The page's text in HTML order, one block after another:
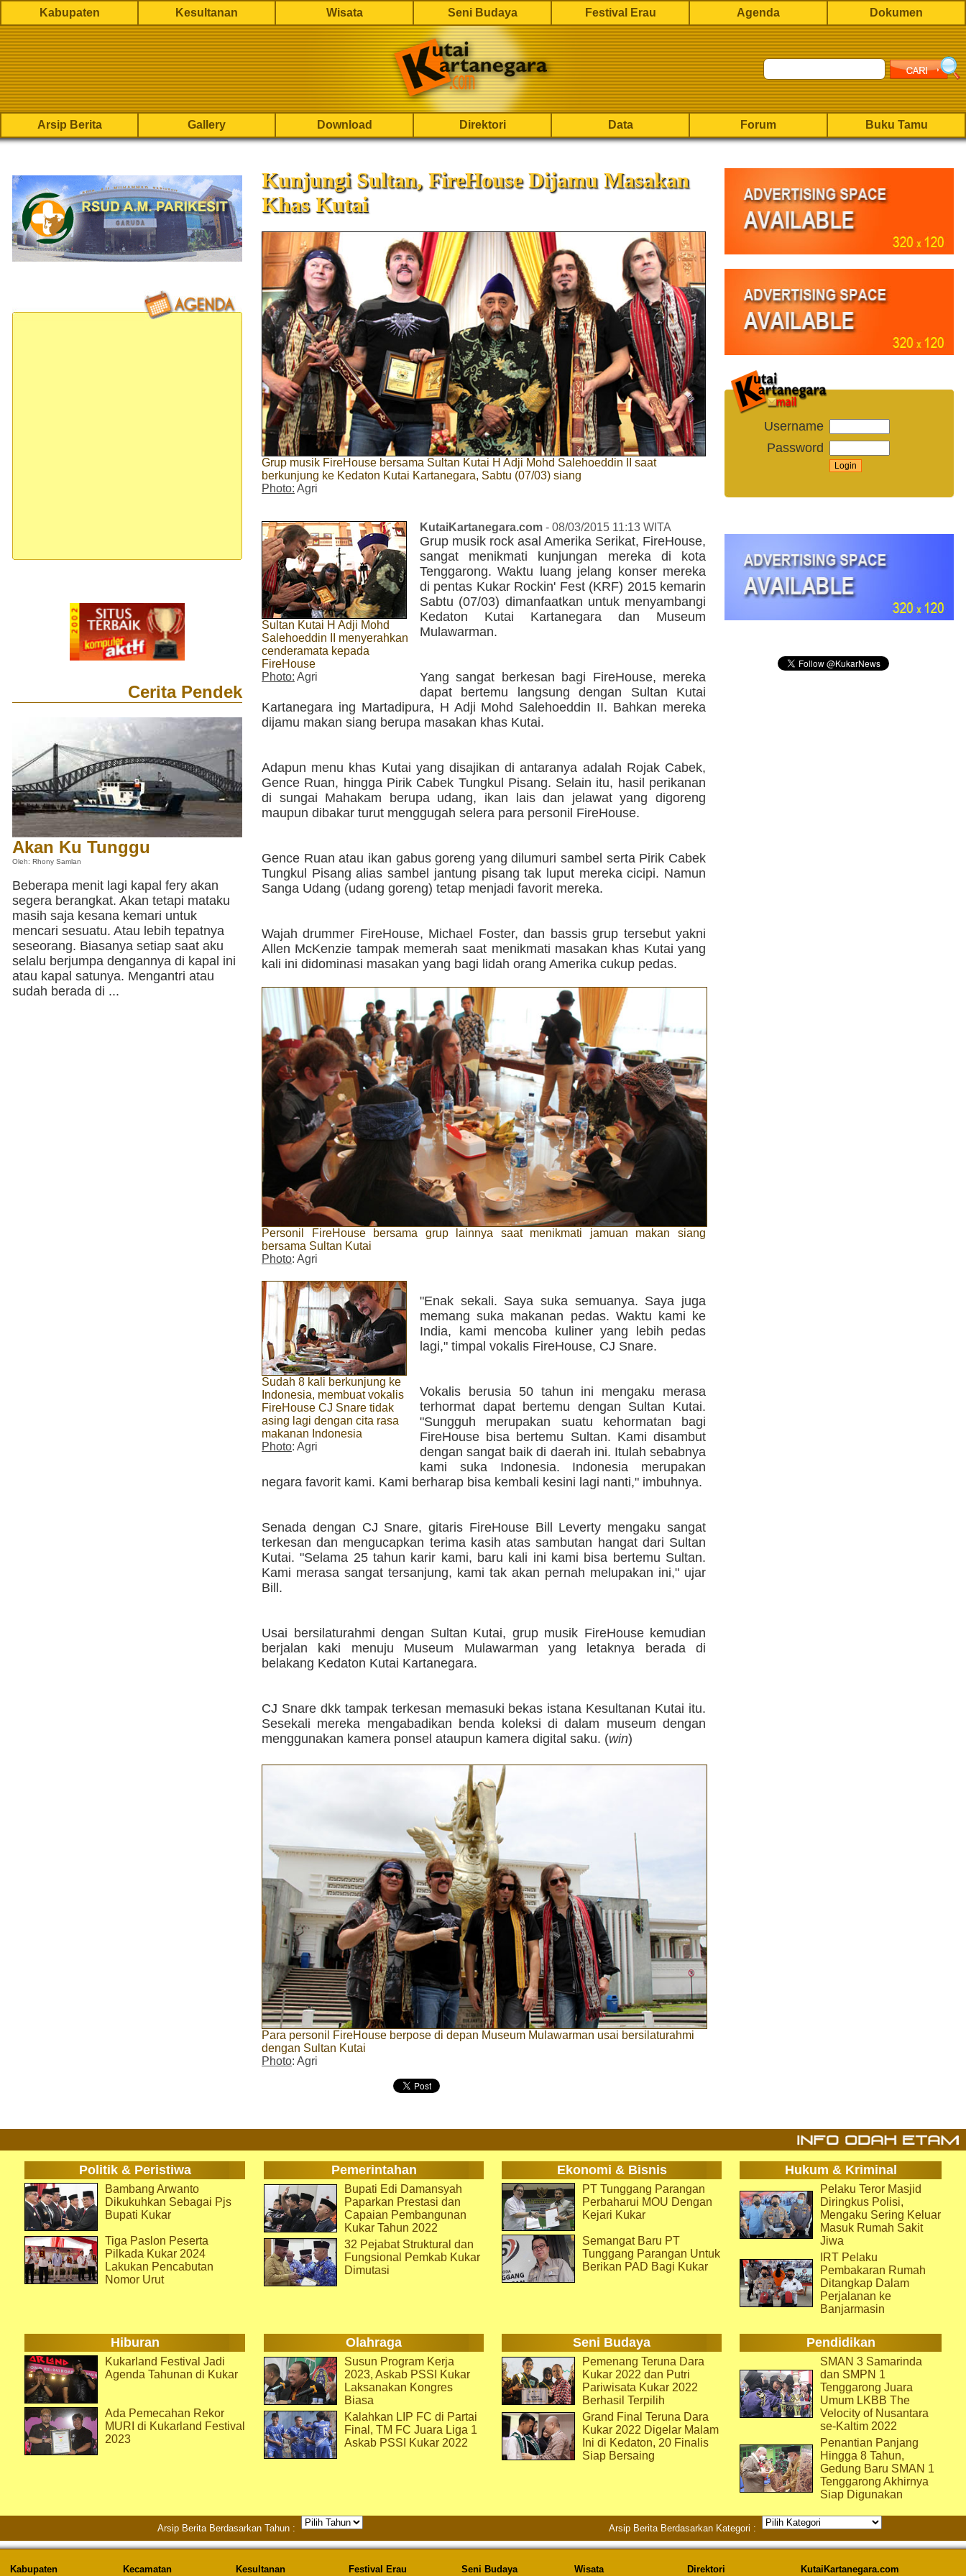
Kabupaten Kesultanan Wisata Seni Budaya Festival Erau Agenda Dokumen
Arsip Berita Gallery Download Direktori Data Forum Buku Tamu
Cerita Pendek
Akan Ku Tunggu
Oleh: Rhony Samlan
Beberapa menit lagi kapal fery akan
segera berangkat. Akan tetapi mataku
masih saja kesana kemari untuk
mencari sesuatu. Atau lebih tepatnya
seseorang. Biasanya setiap saat aku
selalu berjumpa dengannya di kapal ini
atau kapal satunya. Mengantri atau
sudah berada di ...
Kunjungi Sultan, FireHouse Dijamu Masakan
Khas Kutai
Grup musik FireHouse bersama Sultan Kutai H Adji Mohd Salehoeddin II saat
berkunjung ke Kedaton Kutai Kartanegara, Sabtu (07/03) siang
Photo: Agri
Sultan Kutai H Adji Mohd
Salehoeddin II menyerahkan
cenderamata kepada
FireHouse
Photo: Agri
KutaiKartanegara.com - 08/03/2015 11:13 WITA
Grup musik rock asal Amerika Serikat, FireHouse,
sangat menikmati kunjungan mereka di kota
Tenggarong. Waktu luang jelang konser mereka
di pentas Kukar Rockin' Fest (KRF) 2015 kemarin
Sabtu (07/03) dimanfaatkan untuk menyambangi
Kedaton Kutai Kartanegara dan Museum
Mulawarman.
Yang sangat berkesan bagi FireHouse, mereka
dapat bertemu langsung dengan Sultan Kutai
Kartanegara ing Martadipura, H Adji Mohd Salehoeddin II. Bahkan mereka
dijamu makan siang berupa masakan khas Kutai.
Adapun menu khas Kutai yang disajikan di antaranya adalah Rojak Cabek,
Gence Ruan, hingga Pirik Cabek Tungkul Pisang. Selain itu, hasil perikanan
di sungai Mahakam berupa udang, ikan lais dan jelawat yang digoreng
maupun dibakar turut menggugah selera para personil FireHouse.
Gence Ruan atau ikan gabus goreng yang dilumuri sambel serta Pirik Cabek
Tungkul Pisang alias sambel jantung pisang tak luput mereka cicipi. Namun
Sanga Udang (udang goreng) tetap menjadi favorit mereka.
Wajah drummer FireHouse, Michael Foster, dan bassis grup tersebut yakni
Allen McKenzie tampak memerah saat menikmati masakan khas Kutai yang
kali ini didominasi masakan yang bagi lidah orang Amerika cukup pedas.
Personil FireHouse bersama grup lainnya saat menikmati jamuan makan siang
bersama Sultan Kutai
Photo: Agri
Sudah 8 kali berkunjung ke
Indonesia, membuat vokalis
FireHouse CJ Snare tidak
asing lagi dengan cita rasa
makanan Indonesia
Photo: Agri
"Enak sekali. Saya suka semuanya. Saya juga
memang suka makanan pedas. Waktu kami ke
India, kami mencoba kuliner yang lebih pedas
lagi," timpal vokalis FireHouse, CJ Snare.
Vokalis berusia 50 tahun ini mengaku merasa
terhormat dapat bertemu dengan Sultan Kutai.
"Sungguh merupakan suatu kehormatan bagi
FireHouse bisa bertemu Sultan. Kami disambut
dengan sangat baik di daerah ini. Itulah sebabnya
kami suka Indonesia. Indonesia merupakan
negara favorit kami. Kami berharap bisa kembali kesini lagi nanti," imbuhnya.
Senada dengan CJ Snare, gitaris FireHouse Bill Leverty mengaku sangat
terkesan dan mengucapkan terima kasih atas sambutan hangat dari Sultan
Kutai. "Selama 25 tahun karir kami, baru kali ini kami bisa bertemu Sultan.
Kami merasa sangat tersanjung, kami tak akan pernah melupakan ini," ujar
Bill.
Usai bersilaturahmi dengan Sultan Kutai, grup musik FireHouse kemudian
berjalan kaki menuju Museum Mulawarman yang letaknya berada di
belakang Kedaton Kutai Kartanegara.
CJ Snare dkk tampak terkesan memasuki bekas istana Kesultanan Kutai itu.
Sesekali mereka mengabadikan benda koleksi di dalam museum dengan
menggunakan kamera ponsel ataupun kamera digital saku. (win)
Para personil FireHouse berpose di depan Museum Mulawarman usai bersilaturahmi
dengan Sultan Kutai
Photo: Agri
Username
Password
Politik & Peristiwa Pemerintahan Ekonomi & Bisnis Hukum & Kriminal
Bambang Arwanto
Dikukuhkan Sebagai Pjs
Bupati Kukar
Tiga Paslon Peserta
Pilkada Kukar 2024
Lakukan Pencabutan
Nomor Urut
Bupati Edi Damansyah
Paparkan Prestasi dan
Capaian Pembangunan
Kukar Tahun 2022
32 Pejabat Struktural dan
Fungsional Pemkab Kukar
Dimutasi
PT Tunggang Parangan
Perbaharui MOU Dengan
Kejari Kukar
Semangat Baru PT
Tunggang Parangan Untuk
Berikan PAD Bagi Kukar
Pelaku Teror Masjid
Diringkus Polisi,
Mengaku Sering Keluar
Masuk Rumah Sakit
Jiwa
IRT Pelaku
Pembakaran Rumah
Ditangkap Dalam
Perjalanan ke
Banjarmasin
Hiburan Olahraga Seni Budaya Pendidikan
Kukarland Festival Jadi
Agenda Tahunan di Kukar
Ada Pemecahan Rekor
MURI di Kukarland Festival
2023
Susun Program Kerja
2023, Askab PSSI Kukar
Laksanakan Kongres
Biasa
Kalahkan LIP FC di Partai
Final, TM FC Juara Liga 1
Askab PSSI Kukar 2022
Pemenang Teruna Dara
Kukar 2022 dan Putri
Pariwisata Kukar 2022
Berhasil Terpilih
Grand Final Teruna Dara
Kukar 2022 Digelar Malam
Ini di Kedaton, 20 Finalis
Siap Bersaing
SMAN 3 Samarinda
dan SMPN 1
Tenggarong Juara
Umum LKBB The
Velocity of Nusantara
se-Kaltim 2022
Penantian Panjang
Hingga 8 Tahun,
Gedung Baru SMAN 1
Tenggarong Akhirnya
Siap Digunakan
Arsip Berita Berdasarkan Tahun : Arsip Berita Berdasarkan Kategori :
Kabupaten
Kecamatan
Kesultanan
Festival Erau
Seni Budaya
Wisata
Direktori
KutaiKartanegara.com